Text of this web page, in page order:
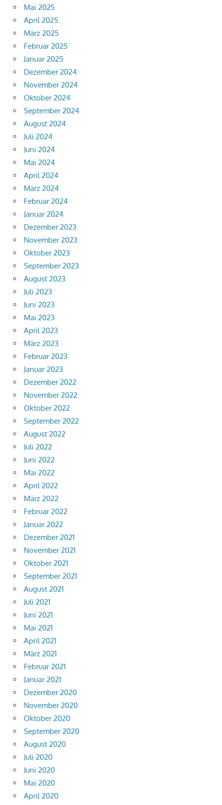
Mai 2025
April 2025
März 2025
Februar 2025
Januar 2025
Dezember 2024
November 2024
Oktober 2024
September 2024
August 2024
Juli 2024
Juni 2024
Mai 2024
April 2024
März 2024
Februar 2024
Januar 2024
Dezember 2023
November 2023
Oktober 2023
September 2023
August 2023
Juli 2023
Juni 2023
Mai 2023
April 2023
März 2023
Februar 2023
Januar 2023
Dezember 2022
November 2022
Oktober 2022
September 2022
August 2022
Juli 2022
Juni 2022
Mai 2022
April 2022
März 2022
Februar 2022
Januar 2022
Dezember 2021
November 2021
Oktober 2021
September 2021
August 2021
Juli 2021
Juni 2021
Mai 2021
April 2021
März 2021
Februar 2021
Januar 2021
Dezember 2020
November 2020
Oktober 2020
September 2020
August 2020
Juli 2020
Juni 2020
Mai 2020
April 2020